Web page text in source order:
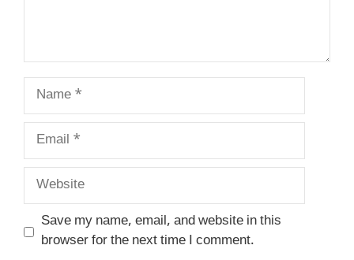
Name
Email
Website
Save my name, email, and website in this
browser for the next time I comment.